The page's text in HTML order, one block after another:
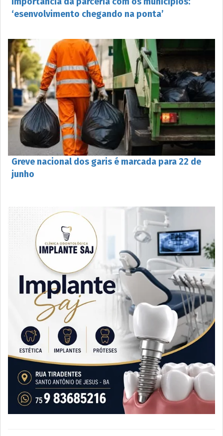
‘esenvolvimento chegando na ponta’
Greve nacional dos garis é marcada para 22 de
junho